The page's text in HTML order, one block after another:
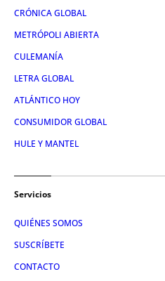
CRÓNICA GLOBAL
METRÓPOLI ABIERTA
CULEMANÍA
LETRA GLOBAL
ATLÁNTICO HOY
CONSUMIDOR GLOBAL
HULE Y MANTEL
Servicios
QUIÉNES SOMOS
SUSCRÍBETE
CONTACTO